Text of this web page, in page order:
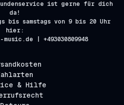
ist gerne für dich
da!
bis samstags von 9 bis 20 Uhr
hier:
| +493030809948
& Hilfe